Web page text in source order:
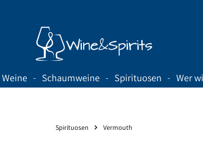
Weine Schaumweine Spirituosen Wer
Spirituosen Vermouth